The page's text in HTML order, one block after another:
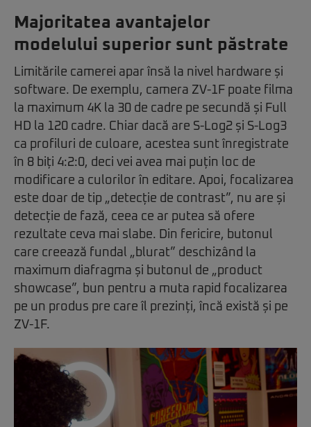
Majoritatea avantajelor
modelului superior sunt păstrate
Limitările camerei apar însă la nivel hardware și
software. De exemplu, camera ZV-1F poate filma
la maximum 4K la 30 de cadre pe secundă și Full
HD la 120 cadre. Chiar dacă are S-Log2 și S-Log3
ca profiluri de culoare, acestea sunt înregistrate
în 8 biți 4:2:0, deci vei avea mai puțin loc de
modificare a culorilor în editare. Apoi, focalizarea
este doar de tip „detecție de contrast”, nu are și
detecție de fază, ceea ce ar putea să ofere
rezultate ceva mai slabe. Din fericire, butonul
care creează fundal „blurat” deschizând la
maximum diafragma și butonul de „product
showcase”, bun pentru a muta rapid focalizarea
pe un produs pre care îl prezinți, încă există și pe
ZV-1F.